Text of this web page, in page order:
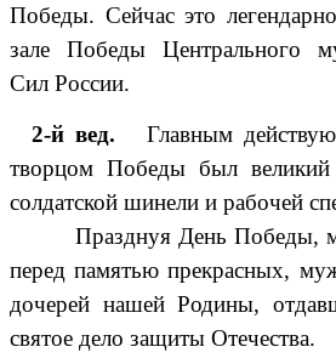
Победы. Сейчас это
зале Победы Центрального
Сил России.
2-й вед. Главным
творцом Победы был великий
солдатской шинели и рабочей
Празднуя День Победы, мы
перед памятью прекрасных,
дочерей нашей Родины,
святое дело защиты Отечества.